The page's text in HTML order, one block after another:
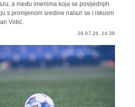
a među imenima koja se posljednjih
s promjenom sredine nalazi se i iskusni
Vidić.
29.07.26. 14:38